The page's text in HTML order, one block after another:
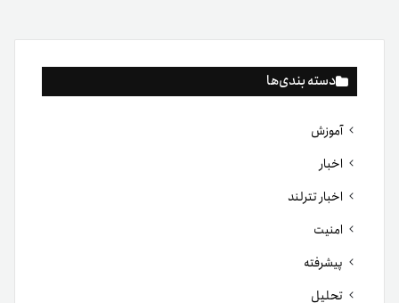
دسته بندی‌ها
آموزش
اخبار
اخبار تترلند
امنیت
پیشرفته
تحلیل